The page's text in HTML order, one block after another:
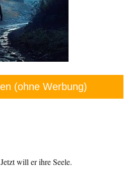
(ohne Werbung)
will er ihre Seele.